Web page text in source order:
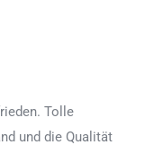
Tolle
und die Qualität